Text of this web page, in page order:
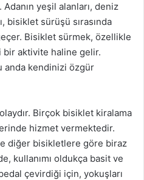
yeşil alanları, deniz
bisiklet sürüşü sırasında
Bisiklet sürmek, özellikle
bir aktivite haline gelir.
anda kendinizi özgür
Birçok bisiklet kiralama
hizmet vermektedir.
diğer bisikletlere göre biraz
kullanımı oldukça basit ve
çevirdiği için, yokuşları